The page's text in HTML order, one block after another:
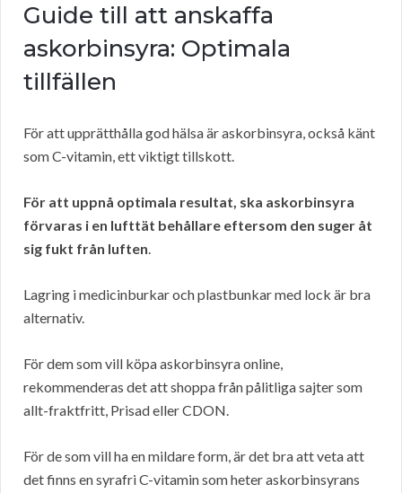
Guide till att anskaffa
askorbinsyra: Optimala
tillfällen
För att upprätthålla god hälsa är askorbinsyra, också känt
som C-vitamin, ett viktigt tillskott.
För att uppnå optimala resultat, ska askorbinsyra
förvaras i en lufttät behållare eftersom den suger åt
sig fukt från luften.
Lagring i medicinburkar och plastbunkar med lock är bra
alternativ.
För dem som vill köpa askorbinsyra online,
rekommenderas det att shoppa från pålitliga sajter som
allt-fraktfritt, Prisad eller CDON.
För de som vill ha en mildare form, är det bra att veta att
det finns en syrafri C-vitamin som heter askorbinsyrans